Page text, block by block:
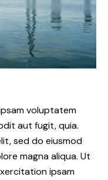
voluptatem
aut fugit, quia.
sed do eiusmod
magna aliqua. Ut
ipsam